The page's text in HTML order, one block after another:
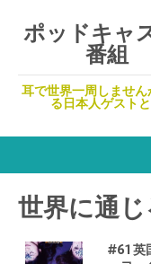
ポッドキャ
番組
耳で世界一周しませ
る日本人ゲスト
世界に通
#61 英